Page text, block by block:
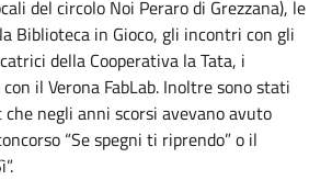
del circolo Noi Peraro di Grezzana), le
Biblioteca in Gioco, gli incontri con gli
della Cooperativa la Tata, i
il Verona FabLab. Inoltre sono stati
negli anni scorsi avevano avuto
“Se spegni ti riprendo” o il